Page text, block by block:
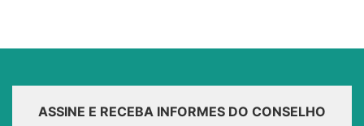
ASSINE E RECEBA INFORMES DO CONSELHO